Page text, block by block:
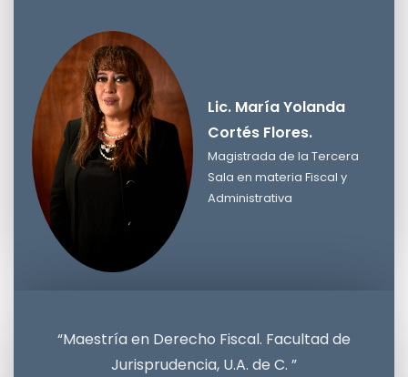
Lic. María Yolanda Cortés Flores.
Magistrada de la Tercera Sala en materia Fiscal y
Lic. María Yolanda
Cortés Flores.
Magistrada de la Tercera
Sala en materia Fiscal y
Administrativa
“Maestría en Derecho Fiscal. Facultad de
Jurisprudencia, U.A. de C. ”